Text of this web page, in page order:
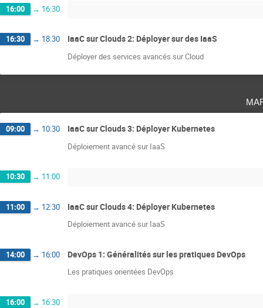
16:00 → 16:30
16:30 → 18:30 IaaC sur Clouds 2: Déployer sur des IaaS
Déployer des services avancés sur Cloud
09:00 → 10:30 IaaC sur Clouds 3: Déployer Kubernetes
Déploiement avancé sur IaaS
10:30 → 11:00
11:00 → 12:30 IaaC sur Clouds 4: Déployer Kubernetes
Déploiement avancé sur IaaS
14:00 → 16:00 DevOps 1: Généralités sur les pratiques DevOps
Les pratiques orientées DevOps
16:00 → 16:30